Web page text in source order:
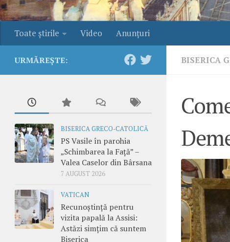
Toate ştirile Video Anunţuri
BISERICA
URMĂREȘTE:
BISERICA GRECO-CATOLICĂ
PS Vasile în parohia
„Schimbarea la Față” –
Valea Caselor din Bârsana
7 AUGUST 2026
VATICAN
Recunoștință pentru
vizita papală la Assisi:
Astăzi simțim că suntem
Biserica